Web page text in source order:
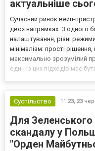
актуальніше
Сучасний ринок вейп-
двох напрямках. З одного
налаштування, різні
мінімалізм: прості рішення,
максимально зрозумілий
один із цих підходів має
Суспільство
11:23, 23
Для Зеленського
скандалу у
"Орден